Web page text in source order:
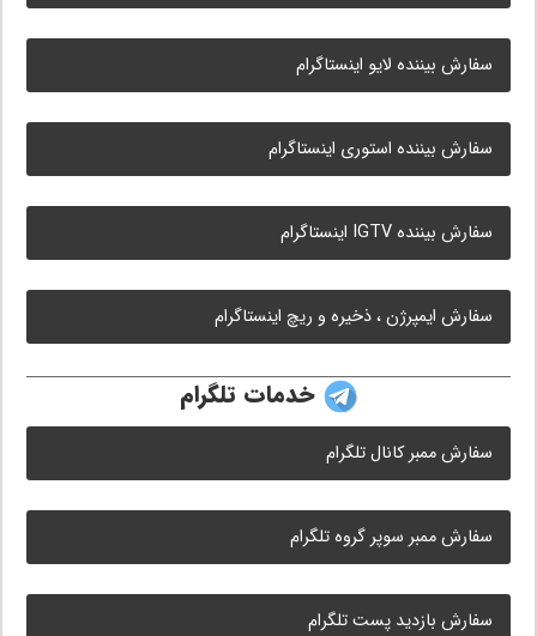
سفارش بیننده لایو اینستاگرام
سفارش بیننده استوری اینستاگرام
سفارش بیننده IGTV اینستاگرام
سفارش ایمپرژن ، ذخیره و ریچ اینستاگرام
خدمات تلگرام
سفارش ممبر کانال تلگرام
سفارش ممبر سوپر گروه تلگرام
سفارش بازدید پست تلگرام